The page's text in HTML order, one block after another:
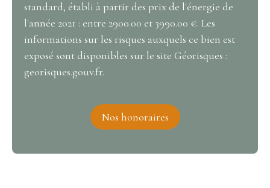
standard, établi à partir des prix de l'énergie de
l'année 2021 : entre 2900.00 et 3990.00 €. Les
informations sur les risques auxquels ce bien est
exposé sont disponibles sur le site Géorisques :
georisques.gouv.fr.
Nos honoraires